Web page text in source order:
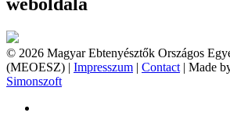
© 2026 Magyar Ebtenyésztők Országos
(MEOESZ) | Impresszum | Contact | Made
Simonszoft